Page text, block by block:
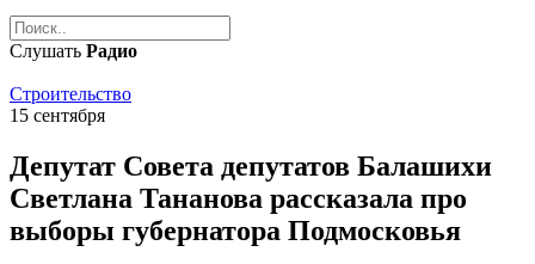
Слушать Радио
Строительство
15 сентября
Депутат Совета депутатов Балашихи
Светлана Тананова рассказала про
выборы губернатора Подмосковья